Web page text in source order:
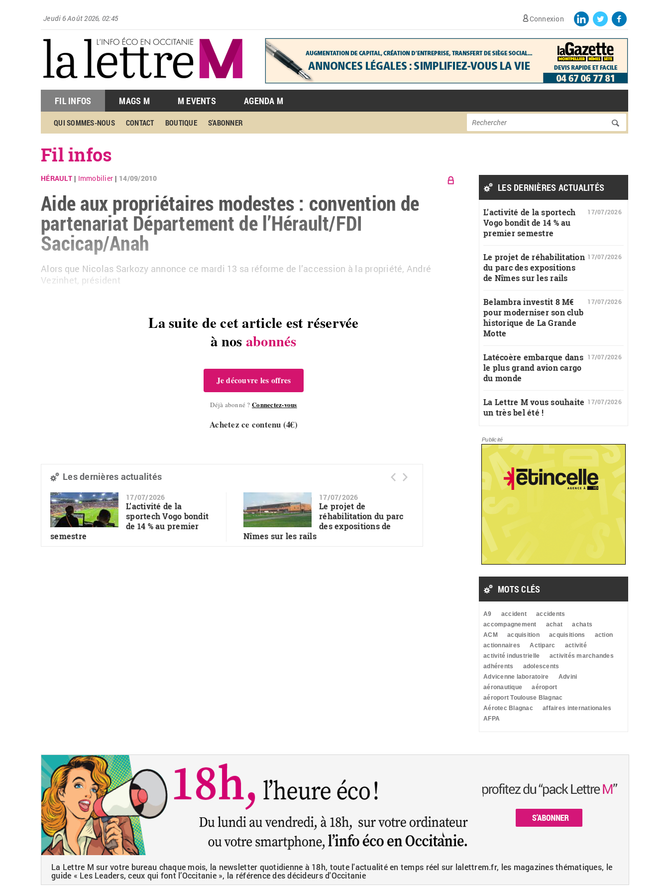
Jeudi 6 Août 2026, 02:45 Connexion
FIL INFOS MAGS M M EVENTS AGENDA M
QUI SOMMES-NOUS CONTACT BOUTIQUE S'ABONNER Formulaire de
Rechercher
Fil infos
HÉRAULT| Immobilier 14/09/2010
Aide aux propriétaires modestes : convention de
partenariat Département de l’Hérault/FDI
Sacicap/Anah
Alors que Nicolas Sarkozy annonce ce mardi 13 sa réforme de l’accession à la propriété, André
Vezinhet, président
La suite de cet article est réservée
à nosabonnés
Je découvre les offres
Déjà abonné ? Connectez-vous
Achetez ce contenu (4€)
Les dernières actualités
17/07/2026
L’activité de la
sportech Vogo bondit
de 14 % au premier
semestre
17/07/2026
Le projet de
réhabilitation du parc
des expositions de
Nîmes sur les rails
LES DERNIÈRES ACTUALITÉS
L’activité de la sportech
Vogo bondit de 14 % au
premier semestre
17/07/2026
Le projet de réhabilitation
du parc des expositions
de Nîmes sur les rails
17/07/2026
Belambra investit 8 M€
pour moderniser son club
historique de La Grande
Motte
17/07/2026
Latécoère embarque dans
le plus grand avion cargo
du monde
17/07/2026
La Lettre M vous souhaite
un très bel été !
17/07/2026
Publicité
MOTS CLÉS
A9 accident
accidents
accompagnement
achat
achats
ACM
acquisition acquisitions
action
actionnaires
Actiparc
activité
activité industrielle
activités marchandes
adhérents
adolescents
Advicenne laboratoire
Advini
aéronautique
aéroport
aéroport Toulouse Blagnac
Aérotec Blagnac
affaires internationales
AFPA
La Lettre M sur votre bureau chaque mois, la newsletter quotidienne à 18h, toute l'actualité en temps réel sur lalettrem.fr, les magazines thématiques, le
guide « Les Leaders, ceux qui font l’Occitanie », la référence des décideurs d'Occitanie